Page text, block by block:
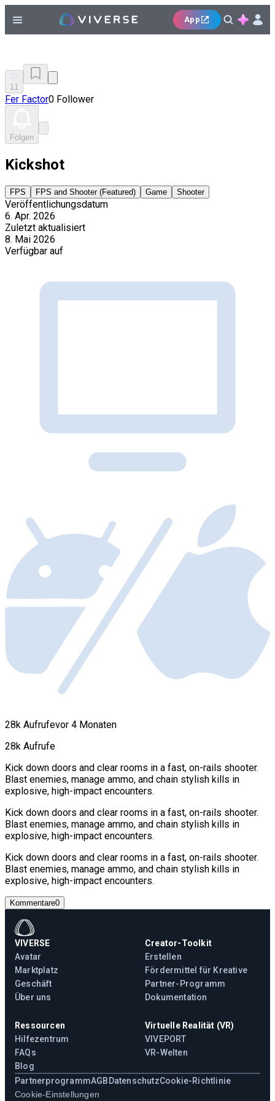
App
11
Fer Factor0 Follower
Folgen
Kickshot
FPS FPS and Shooter (Featured) Game Shooter
Veröffentlichungsdatum
6. Apr. 2026
Zuletzt aktualisiert
8. Mai 2026
Verfügbar auf
28k Aufrufevor 4 Monaten
28k Aufrufe
Kick down doors and clear rooms in a fast, on-rails shooter.
Blast enemies, manage ammo, and chain stylish kills in
explosive, high-impact encounters.
Kick down doors and clear rooms in a fast, on-rails shooter.
Blast enemies, manage ammo, and chain stylish kills in
explosive, high-impact encounters.
Kick down doors and clear rooms in a fast, on-rails shooter.
Blast enemies, manage ammo, and chain stylish kills in
explosive, high-impact encounters.
Kommentare0
VIVERSE
Avatar
Marktplatz
Geschäft
Über uns
Creator-Toolkit
Erstellen
Fördermittel für Kreative
Partner-Programm
Dokumentation
Ressourcen
Hilfezentrum
FAQs
Blog
Virtuelle Realität (VR)
VIVEPORT
VR-Welten
PartnerprogrammAGB DatenschutzCookie-Richtlinie
Cookie-Einstellungen